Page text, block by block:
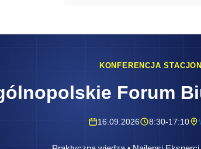
KONFERENCJA
Forum
16.09.2026 8:30-17:10